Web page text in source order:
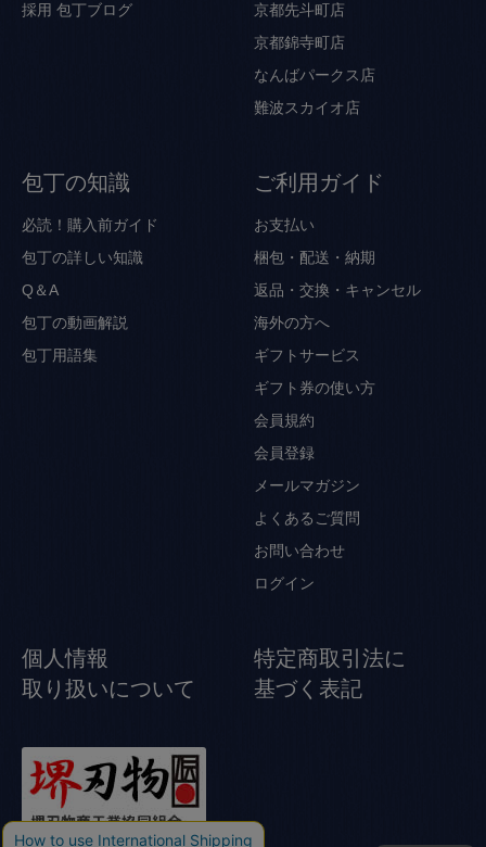
採用 包丁ブログ
京都先斗町店
京都錦寺町店
なんばパークス店
難波スカイオ店
包丁の知識
必読！購入前ガイド
包丁の詳しい知識
Q＆A
包丁の動画解説
包丁用語集
ご利用ガイド
お支払い
梱包・配送・納期
返品・交換・キャンセル
海外の方へ
ギフトサービス
ギフト券の使い方
会員規約
会員登録
メールマガジン
よくあるご質問
お問い合わせ
ログイン
個人情報
取り扱いについて
特定商取引法に
基づく表記